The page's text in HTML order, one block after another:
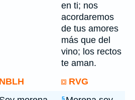
en ti; nos
acordaremos
de tus amores
más que del
vino; los rectos
te aman.
NBLH RVG
5